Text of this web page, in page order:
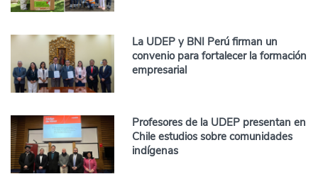
La UDEP y BNI Perú firman un
convenio para fortalecer la formación
empresarial
Profesores de la UDEP presentan en
Chile estudios sobre comunidades
indígenas